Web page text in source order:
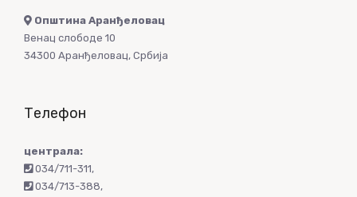
Општина Аранђеловац
Венац слободе 10
34300 Аранђеловац, Србија
Телефон
централа:
034/711-311,
034/713-388,